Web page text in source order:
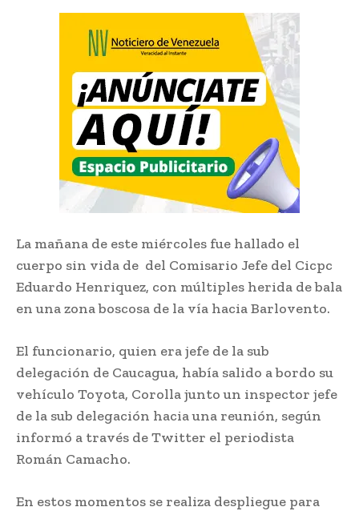
La mañana de este miércoles fue hallado el
cuerpo sin vida de del Comisario Jefe del Cicpc
Eduardo Henriquez, con múltiples herida de bala
en una zona boscosa de la vía hacia Barlovento.
El funcionario, quien era jefe de la sub
delegación de Caucagua, había salido a bordo su
vehículo Toyota, Corolla junto un inspector jefe
de la sub delegación hacia una reunión, según
informó a través de Twitter el periodista
Román Camacho.
En estos momentos se realiza despliegue para